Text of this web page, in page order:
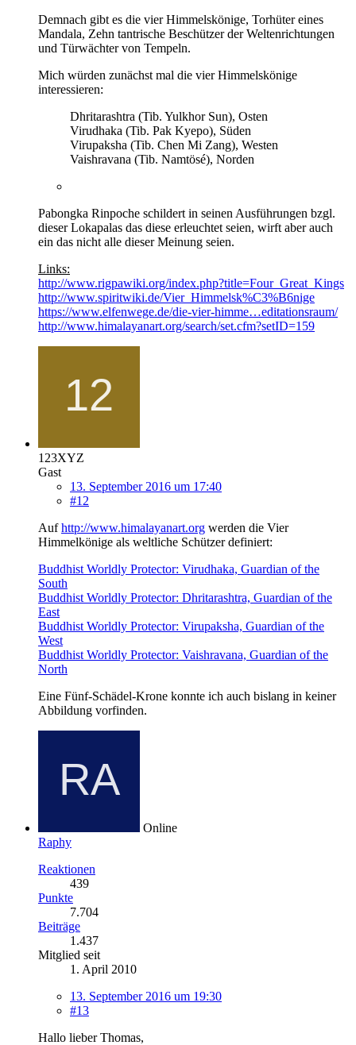
Demnach gibt es die vier Himmelskönige, Torhüter eines
Mandala, Zehn tantrische Beschützer der Weltenrichtungen
und Türwächter von Tempeln.
Mich würden zunächst mal die vier Himmelskönige
interessieren:
Dhritarashtra (Tib. Yulkhor Sun), Osten
Virudhaka (Tib. Pak Kyepo), Süden
Virupaksha (Tib. Chen Mi Zang), Westen
Vaishravana (Tib. Namtösé), Norden
Pabongka Rinpoche schildert in seinen Ausführungen bzgl.
dieser Lokapalas das diese erleuchtet seien, wirft aber auch
ein das nicht alle dieser Meinung seien.
Links:
http://www.rigpawiki.org/index.php?title=Four_Great_Kings
http://www.spiritwiki.de/Vier_Himmelsk%C3%B6nige
https://www.elfenwege.de/die-vier-himme…editationsraum/
http://www.himalayanart.org/search/set.cfm?setID=159
123XYZ
Gast
13. September 2016 um 17:40
#12
Aufhttp://www.himalayanart.org werden die Vier
Himmelkönige als weltliche Schützer definiert:
Buddhist Worldly Protector: Virudhaka, Guardian of the
South
Buddhist Worldly Protector: Dhritarashtra, Guardian of the
East
Buddhist Worldly Protector: Virupaksha, Guardian of the
West
Buddhist Worldly Protector: Vaishravana, Guardian of the
North
Eine Fünf-Schädel-Krone konnte ich auch bislang in keiner
Abbildung vorfinden.
Online
Raphy
Reaktionen
439
Punkte
7.704
Beiträge
1.437
Mitglied seit
1. April 2010
13. September 2016 um 19:30
#13
Hallo lieber Thomas,